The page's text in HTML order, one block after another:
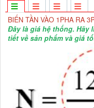
BIẾN TẦN VÀO 1PHA RA
Đây là giá hệ thống. Hãy
tiết về sản phẩm và giá